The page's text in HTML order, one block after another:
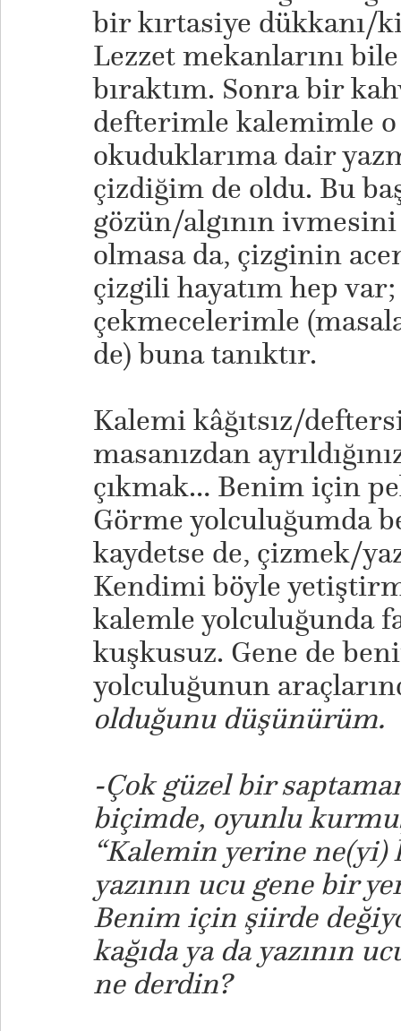
bir kırtasiye dükkanı/
Lezzet mekanlarını
bıraktım. Sonra bir
defterimle kalemimle
okuduklarıma dair
çizdiğim de oldu. Bu
gözün/algının
olmasa da, çizginin
çizgili hayatım hep
çekmecelerimle
de) buna tanıktır.
Kalemi kâğıtsız/
masanızdan
çıkmak… Benim için
Görme yolculuğumda
kaydetse de, çizmek/
Kendimi böyle
kalemle yolculuğunda
kuşkusuz. Gene de
yolculuğunun
olduğunu düşünürüm.
-Çok güzel bir
biçimde, oyunlu
“Kalemin yerine ne(yi)
yazının ucu gene bir
Benim için şiirde
kağıda ya da yazının
ne derdin?